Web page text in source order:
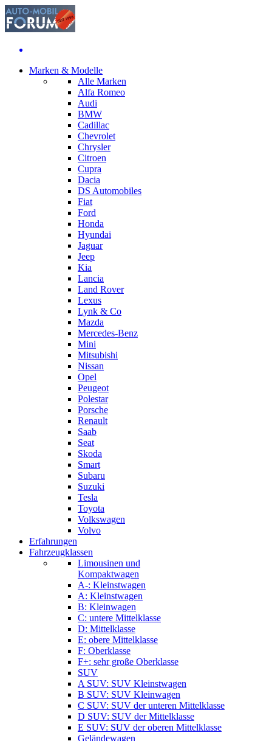
Marken & Modelle
Alle Marken
Alfa Romeo
Audi
BMW
Cadillac
Chevrolet
Chrysler
Citroen
Cupra
Dacia
DS Automobiles
Fiat
Ford
Honda
Hyundai
Jaguar
Jeep
Kia
Lancia
Land Rover
Lexus
Lynk & Co
Mazda
Mercedes-Benz
Mini
Mitsubishi
Nissan
Opel
Peugeot
Polestar
Porsche
Renault
Saab
Seat
Skoda
Smart
Subaru
Suzuki
Tesla
Toyota
Volkswagen
Volvo
Erfahrungen
Fahrzeugklassen
Limousinen und
Kompaktwagen
A-: Kleinstwagen
A: Kleinstwagen
B: Kleinwagen
C: untere Mittelklasse
D: Mittelklasse
E: obere Mittelklasse
F: Oberklasse
F+: sehr große Oberklasse
SUV
A SUV: SUV Kleinstwagen
B SUV: SUV Kleinwagen
C SUV: SUV der unteren Mittelklasse
D SUV: SUV der Mittelklasse
E SUV: SUV der oberen Mittelklasse
Geländewagen